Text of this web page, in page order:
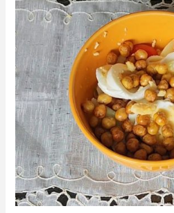
Massa
com
tomate,
ovo
e
grão
de
bico